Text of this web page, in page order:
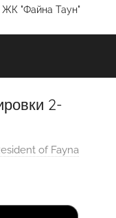
ЖК "Файна Таун"
2-
of Fayna